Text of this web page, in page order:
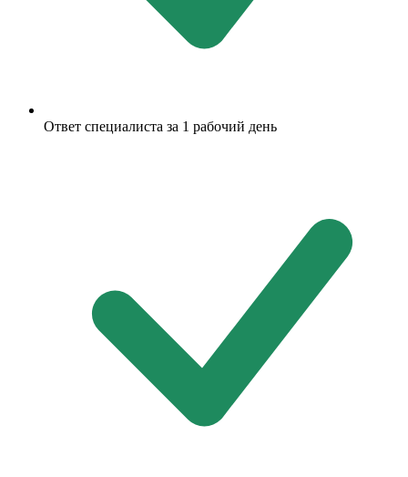
Ответ специалиста за 1 рабочий день